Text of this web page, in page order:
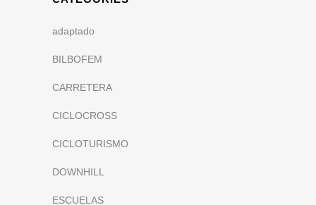
adaptado
BILBOFEM
CARRETERA
CICLOCROSS
CICLOTURISMO
DOWNHILL
ESCUELAS